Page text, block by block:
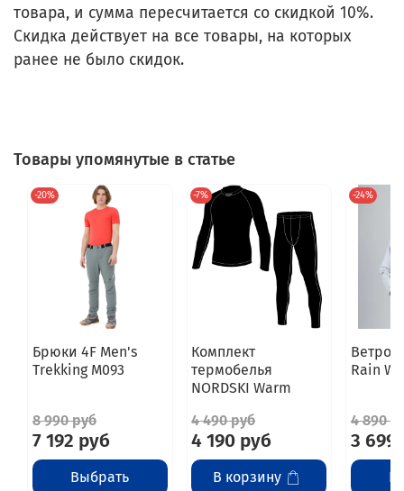
товара, и сумма пересчитается со скидкой 10%.
Скидка действует на все товары, на которых
ранее не было скидок.
Товары упомянутые в статье
-20%
Брюки 4F Men's
Trekking M093
8 990 руб
7 192 руб
Выбрать
-7%
Комплект
термобелья
NORDSKI Warm
4 490 руб
4 190 руб
В корзину
-24%
Rain W
4 890
3 699